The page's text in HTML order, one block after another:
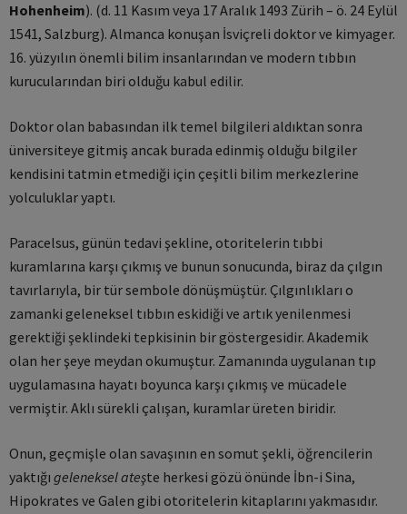
Hohenheim). (d. 11 Kasım veya 17 Aralık 1493 Zürih – ö. 24 Eylül
1541, Salzburg). Almanca konuşan İsviçreli doktor ve kimyager.
16. yüzyılın önemli bilim insanlarından ve modern tıbbın
kurucularından biri olduğu kabul edilir.
Doktor olan babasından ilk temel bilgileri aldıktan sonra
üniversiteye gitmiş ancak burada edinmiş olduğu bilgiler
kendisini tatmin etmediği için çeşitli bilim merkezlerine
yolculuklar yaptı.
Paracelsus, günün tedavi şekline, otoritelerin tıbbi
kuramlarına karşı çıkmış ve bunun sonucunda, biraz da çılgın
tavırlarıyla, bir tür sembole dönüşmüştür. Çılgınlıkları o
zamanki geleneksel tıbbın eskidiği ve artık yenilenmesi
gerektiği şeklindeki tepkisinin bir göstergesidir. Akademik
olan her şeye meydan okumuştur. Zamanında uygulanan tıp
uygulamasına hayatı boyunca karşı çıkmış ve mücadele
vermiştir. Aklı sürekli çalışan, kuramlar üreten biridir.
Onun, geçmişle olan savaşının en somut şekli, öğrencilerin
yaktığı geleneksel ateşte herkesi gözü önünde İbn-i Sina,
Hipokrates ve Galen gibi otoritelerin kitaplarını yakmasıdır.